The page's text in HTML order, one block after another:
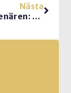
Nästa
Affärsresenären: Skvallra snällt